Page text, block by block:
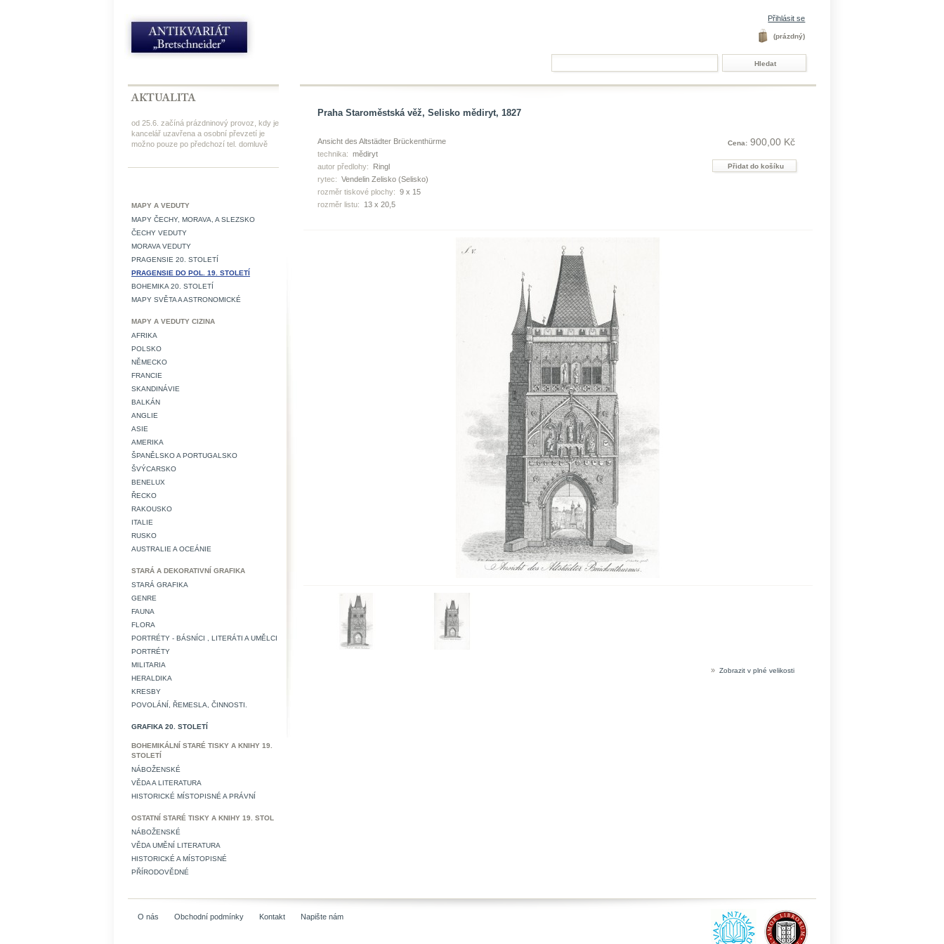
Přihlásit se
(prázdný)
od 25.6. začíná prázdninový provoz, kdy je
kancelář uzavřena a osobní převzetí je
možno pouze po předchozí tel. domluvě
MAPY A VEDUTY
MAPY ČECHY, MORAVA, A SLEZSKO
ČECHY VEDUTY
MORAVA VEDUTY
PRAGENSIE 20. STOLETÍ
PRAGENSIE DO POL. 19. STOLETÍ
BOHEMIKA 20. STOLETÍ
MAPY SVĚTA A ASTRONOMICKÉ
MAPY A VEDUTY CIZINA
AFRIKA
POLSKO
NĚMECKO
FRANCIE
SKANDINÁVIE
BALKÁN
ANGLIE
ASIE
AMERIKA
ŠPANĚLSKO A PORTUGALSKO
ŠVÝCARSKO
BENELUX
ŘECKO
RAKOUSKO
ITALIE
RUSKO
AUSTRALIE A OCEÁNIE
STARÁ A DEKORATIVNÍ GRAFIKA
STARÁ GRAFIKA
GENRE
FAUNA
FLORA
PORTRÉTY - BÁSNÍCI , LITERÁTI A UMĚLCI
PORTRÉTY
MILITARIA
HERALDIKA
KRESBY
POVOLÁNÍ, ŘEMESLA, ČINNOSTI.
GRAFIKA 20. STOLETÍ
BOHEMIKÁLNÍ STARÉ TISKY A KNIHY 19.
STOLETÍ
NÁBOŽENSKÉ
VĚDA A LITERATURA
HISTORICKÉ MÍSTOPISNÉ A PRÁVNÍ
OSTATNÍ STARÉ TISKY A KNIHY 19. STOL
NÁBOŽENSKÉ
VĚDA UMĚNÍ LITERATURA
HISTORICKÉ A MÍSTOPISNÉ
PŘÍRODOVĚDNÉ
Praha Staroměstská věž, Selisko mědiryt, 1827
Ansicht des Altstädter Brückenthürme
technika: mědiryt
autor předlohy:
Ringl
rytec: Vendelin Zelisko (Selisko)
rozměr tiskové plochy: 9 x 15
rozměr listu:
13 x 20,5
Cena: 900,00 Kč
» Zobrazit v plné velikosti
O nás Obchodní podmínky Kontakt Napište nám